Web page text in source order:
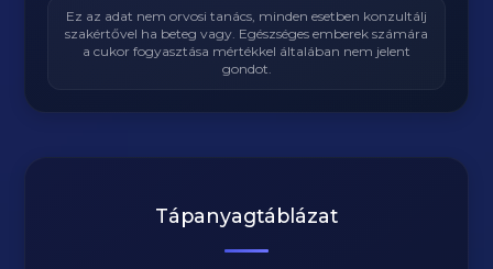
Ez az adat nem orvosi tanács, minden esetben konzultálj
szakértővel ha beteg vagy. Egészséges emberek számára
a cukor fogyasztása mértékkel általában nem jelent
gondot.
Tápanyagtáblázat